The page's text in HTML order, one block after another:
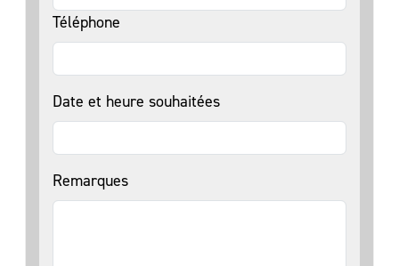
Téléphone
Date et heure souhaitées
Remarques